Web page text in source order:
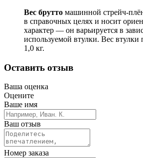
Вес брутто машинной
в справочных целях и носит
характер — он варьируется в
используемой втулки. Вес
1,0 кг.
Оставить отзыв
Ваша оценка
Оцените
Ваше имя
Ваш отзыв
Номер заказа